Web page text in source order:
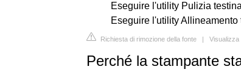
Eseguire l'utility Pulizia
Eseguire l'utility
Richiesta di rimozione della fonte |
Perché la stampante